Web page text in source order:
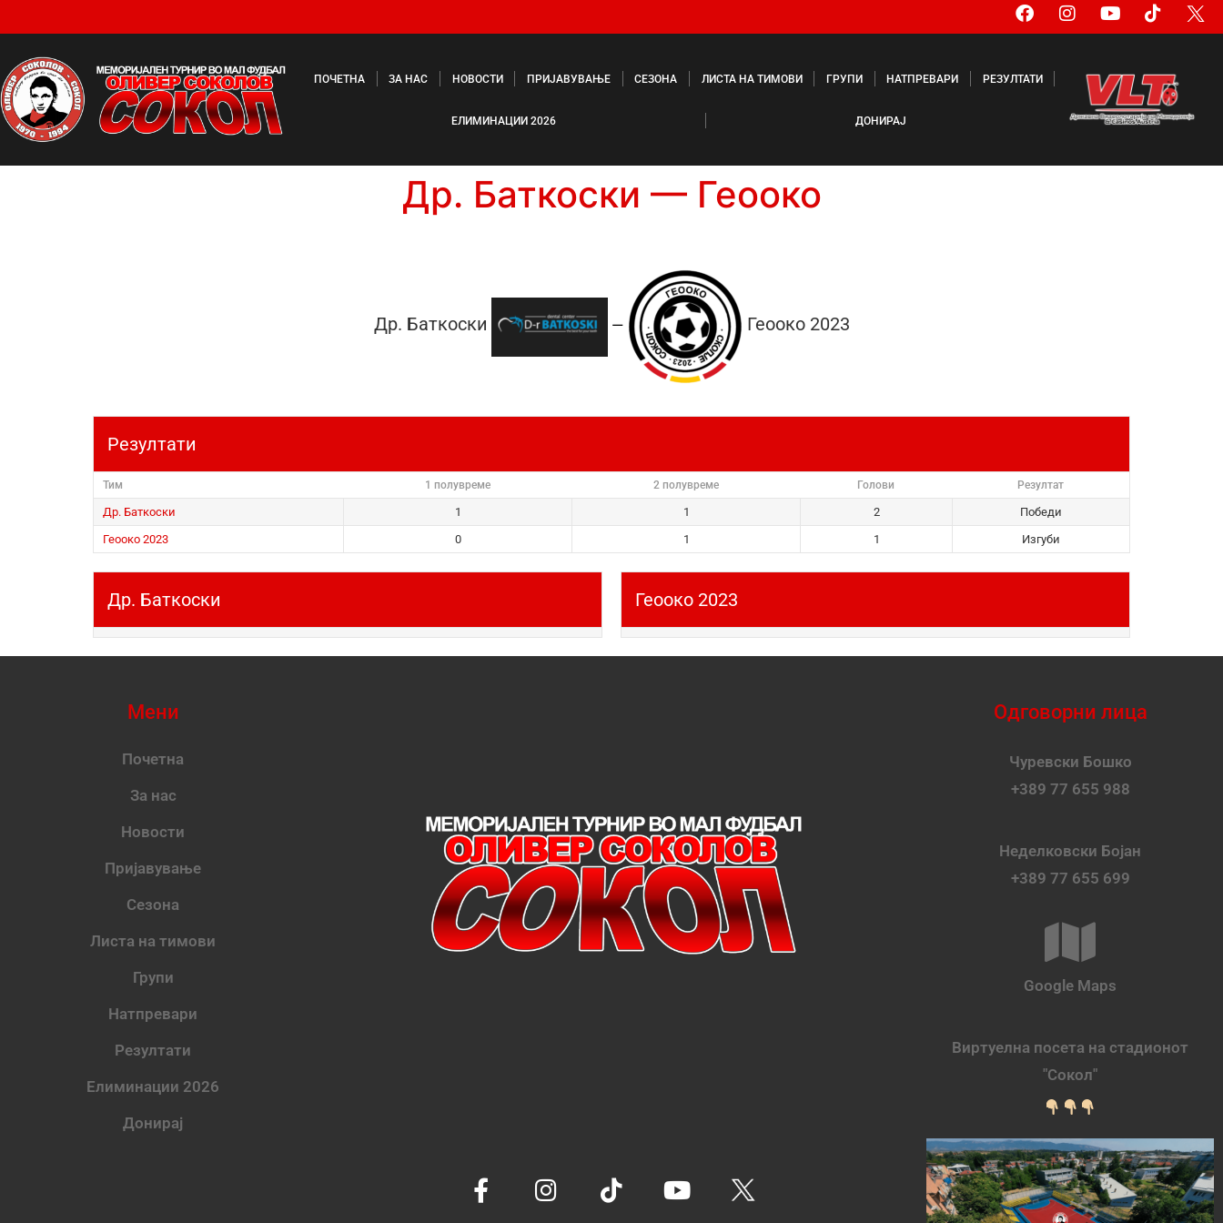
ПОЧЕТНА ЗА НАС НОВОСТИ ПРИЈАВУВАЊЕ СЕЗОНА ЛИСТА НА ТИМОВИ ГРУПИ НАТПРЕВАРИ РЕЗУЛТАТИ
ЕЛИМИНАЦИИ 2026 ДОНИРАЈ
Др. Баткоски — Геооко
Др. Баткоски — Геооко 2023
Резултати
Тим 1 полувреме 2 полувреме Голови Резултат
Др. Баткоски 1 1 2
Победи
Геооко 2023
0 1 1 Изгуби
Др. Баткоски Геооко 2023
Мени
Почетна
За нас
Новости
Пријавување
Сезона
Листа на тимови
Групи
Натпревари
Резултати
Елиминации 2026
Донирај
Одговорни лица
Чуревски Бошко
+389 77 655 988
Неделковски Бојан
+389 77 655 699
Google Maps
Виртуелна посета на стадионот
"Сокол"